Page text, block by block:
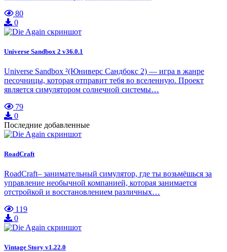
80
0
Universe Sandbox 2 v36.0.1
Universe Sandbox ²(Юниверс Сандбокс 2) — игра в жанре
песочницы, которая отправит тебя во вселенную. Проект
является симулятором солнечной системы…
79
0
Последние добавленные
RoadCraft
RoadCraft– занимательный симулятор, где ты возьмёшься за
управление необычной компанией, которая занимается
отстройкой и восстановлением различных…
119
0
Vintage Story v1.22.0